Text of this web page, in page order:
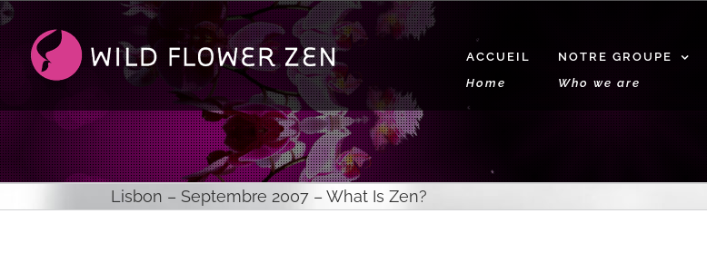
Passer
au
contenu
ACCUEIL
Home
NOTRE GROUPE
Who we are
Lisbon – Septembre 2007 – What Is Zen?